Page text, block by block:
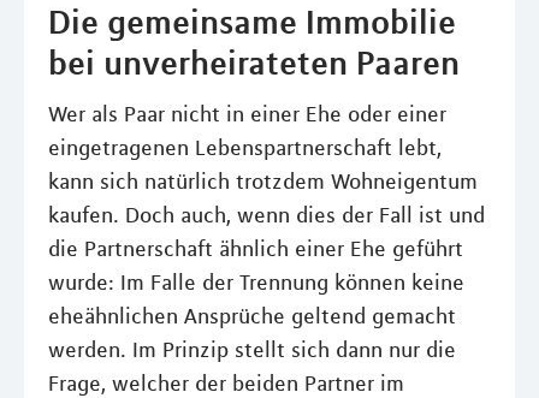
Die gemeinsame Immobilie
bei unverheirateten Paaren
Wer als Paar nicht in einer Ehe oder einer
eingetragenen Lebenspartnerschaft lebt,
kann sich natürlich trotzdem Wohneigentum
kaufen. Doch auch, wenn dies der Fall ist und
die Partnerschaft ähnlich einer Ehe geführt
wurde: Im Falle der Trennung können keine
eheähnlichen Ansprüche geltend gemacht
werden. Im Prinzip stellt sich dann nur die
Frage, welcher der beiden Partner im